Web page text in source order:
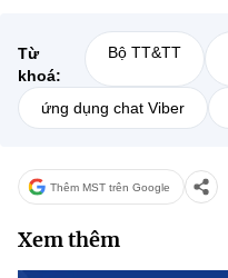
Từ
khoá:
Bộ TT&TT
ứng dụng chat Viber
Thêm MST trên Google
Xem thêm